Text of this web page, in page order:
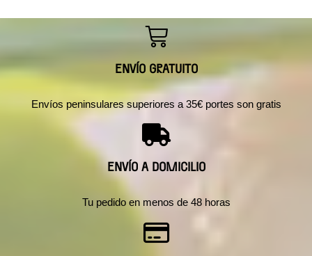
ENVÍO GRATUITO
Envíos peninsulares superiores a 35€ portes son gratis
ENVÍO A DOMICILIO
Tu pedido en menos de 48 horas